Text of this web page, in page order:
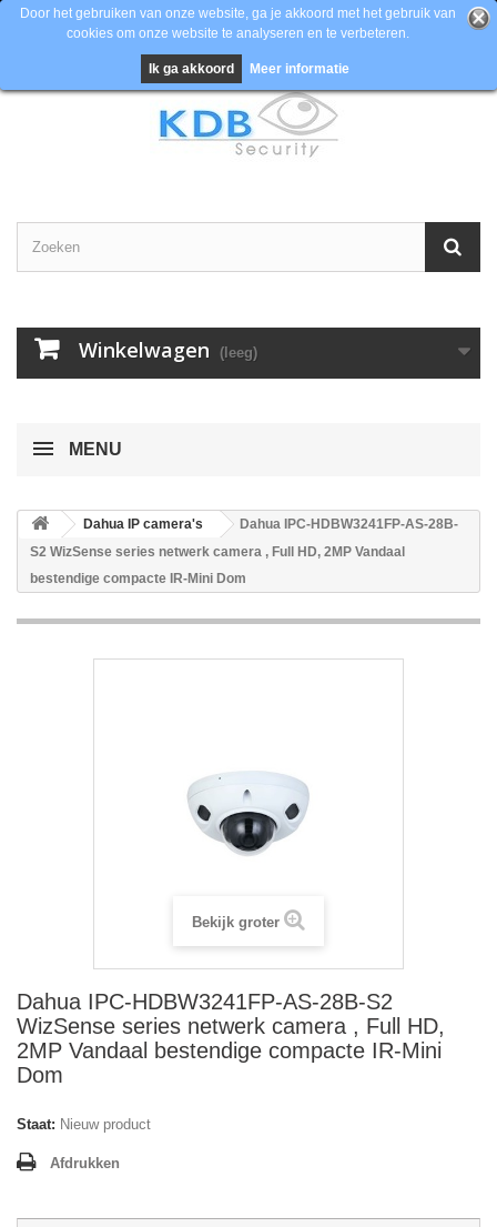
Contacteer ons
Winkelwagen (leeg)
Door het gebruiken van onze website, ga je akkoord met het gebruik van
cookies om onze website te analyseren en te verbeteren.
Ik ga akkoord Meer informatie
MENU
Dahua IP camera's
Dahua IPC-HDBW3241FP-AS-28B-
S2 WizSense series netwerk camera , Full HD, 2MP Vandaal
bestendige compacte IR-Mini Dom
Bekijk groter
Dahua IPC-HDBW3241FP-AS-28B-S2
WizSense series netwerk camera , Full HD,
2MP Vandaal bestendige compacte IR-Mini
Dom
Staat: Nieuw product
Afdrukken